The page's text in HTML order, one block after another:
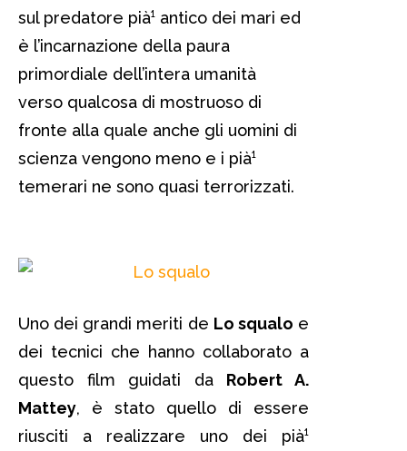
sul predatore pià¹ antico dei mari ed
è l’incarnazione della paura
primordiale dell’intera umanità
verso qualcosa di mostruoso di
fronte alla quale anche gli uomini di
scienza vengono meno e i pià¹
temerari ne sono quasi terrorizzati.
Uno dei grandi meriti de Lo squalo e
dei tecnici che hanno collaborato a
questo film guidati da Robert A.
Mattey, è stato quello di essere
riusciti a realizzare uno dei pià¹